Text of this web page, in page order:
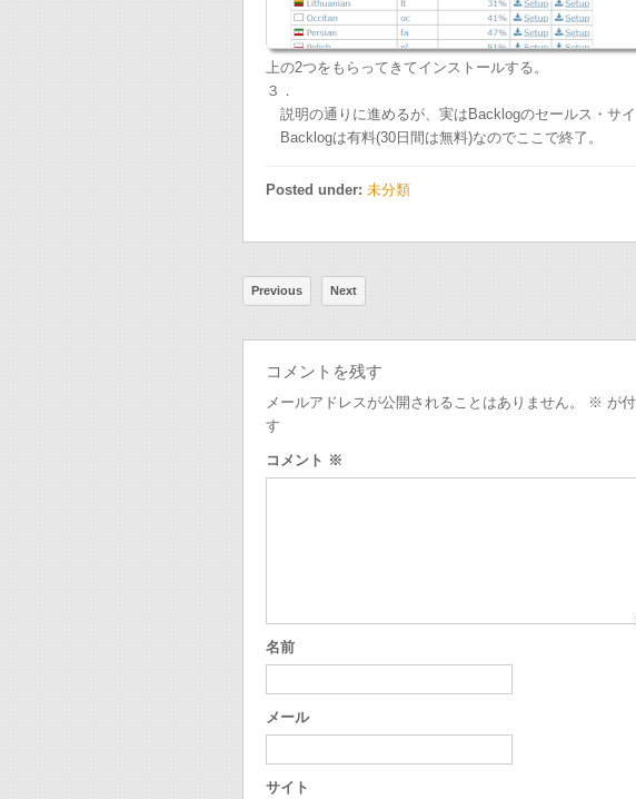
上の2つをもらってきてインストールする。
３．
説明の通りに進めるが、実はBacklogのセールス・サイ
Backlogは有料(30日間は無料)なのでここで終了。
Posted under: 未分類
Previous Next
コメントを残す
メールアドレスが公開されることはありません。 ※ が
す
コメント ※
名前
メール
サイト